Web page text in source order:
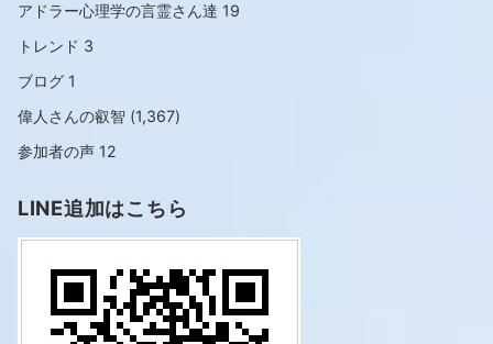
アドラー心理学の言霊さん達 19
トレンド 3
ブログ 1
偉人さんの叡智 (1,367)
参加者の声 12
LINE追加はこちら